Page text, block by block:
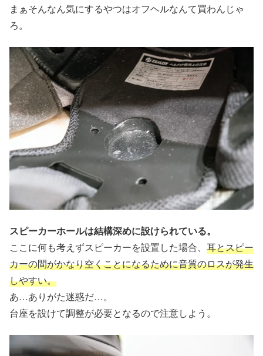
まぁそんなん気にするやつはオフヘルなんて買わんじゃ
ろ。
スピーカーホールは結構深めに設けられている。
ここに何も考えずスピーカーを設置した場合、 耳とスピー
カーの間がかなり空くことになるために音質のロスが発生
しやすい。
あ…ありがた迷惑だ…。
台座を設けて調整が必要となるので注意しよう。